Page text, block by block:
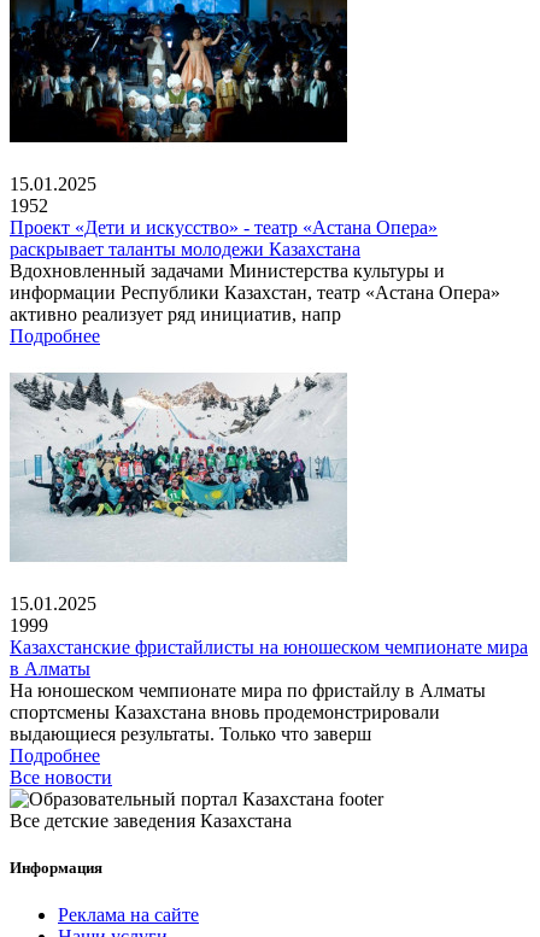
15.01.2025
1952
Проект «Дети и искусство» - театр «Астана Опера»
раскрывает таланты молодежи Казахстана
Вдохновленный задачами Министерства культуры и
информации Республики Казахстан, театр «Астана Опера»
активно реализует ряд инициатив, напр
Подробнее
15.01.2025
1999
Казахстанские фристайлисты на юношеском чемпионате мира
в Алматы
На юношеском чемпионате мира по фристайлу в Алматы
спортсмены Казахстана вновь продемонстрировали
выдающиеся результаты. Только что заверш
Подробнее
Все новости
Все детские заведения Казахстана
Информация
Реклама на сайте